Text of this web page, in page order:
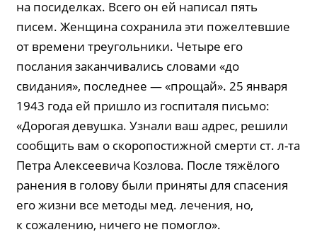
на посиделках. Всего он ей написал пять
писем. Женщина сохранила эти пожелтевшие
от времени треугольники. Четыре его
послания заканчивались словами «до
свидания», последнее — «прощай». 25 января
1943 года ей пришло из госпиталя письмо:
«Дорогая девушка. Узнали ваш адрес, решили
сообщить вам о скоропостижной смерти ст. л-та
Петра Алексеевича Козлова. После тяжёлого
ранения в голову были приняты для спасения
его жизни все методы мед. лечения, но,
к сожалению, ничего не помогло».